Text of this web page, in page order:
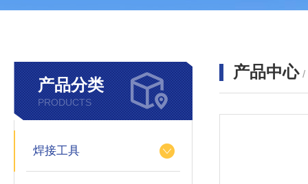
产品分类
PRODUCTS
焊接工具
产品中心 /